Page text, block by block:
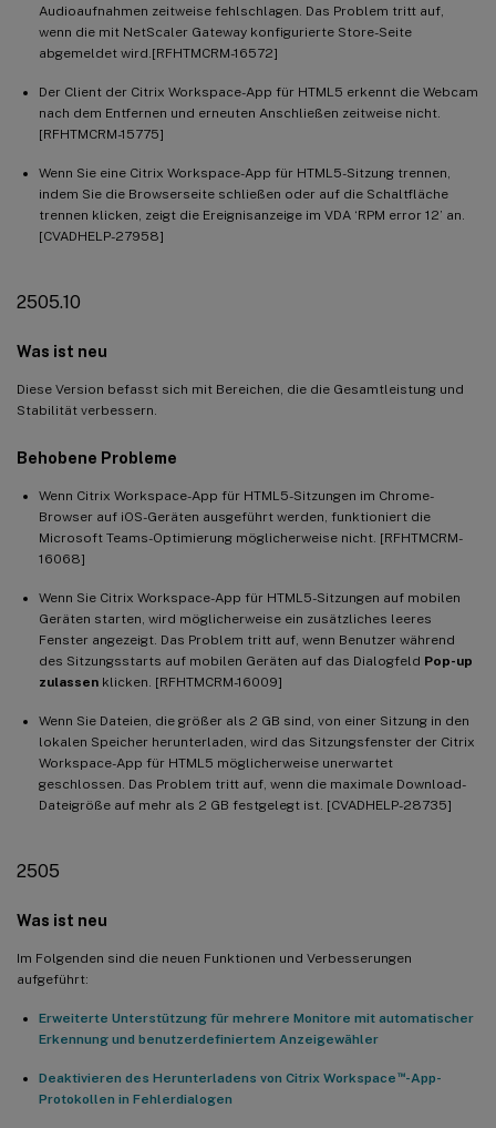
Audioaufnahmen zeitweise fehlschlagen. Das Problem tritt auf,
wenn die mit NetScaler Gateway konfigurierte Store-Seite
abgemeldet wird.[RFHTMCRM-16572]
Der Client der Citrix Workspace-App für HTML5 erkennt die Webcam
nach dem Entfernen und erneuten Anschließen zeitweise nicht.
[RFHTMCRM-15775]
Wenn Sie eine Citrix Workspace-App für HTML5-Sitzung trennen,
indem Sie die Browserseite schließen oder auf die Schaltfläche
trennen klicken, zeigt die Ereignisanzeige im VDA ‘RPM error 12’ an.
[CVADHELP-27958]
2505.10
Was ist neu
Diese Version befasst sich mit Bereichen, die die Gesamtleistung und
Stabilität verbessern.
Behobene Probleme
Wenn Citrix Workspace-App für HTML5-Sitzungen im Chrome-
Browser auf iOS-Geräten ausgeführt werden, funktioniert die
Microsoft Teams-Optimierung möglicherweise nicht. [RFHTMCRM-
16068]
Wenn Sie Citrix Workspace-App für HTML5-Sitzungen auf mobilen
Geräten starten, wird möglicherweise ein zusätzliches leeres
Fenster angezeigt. Das Problem tritt auf, wenn Benutzer während
des Sitzungsstarts auf mobilen Geräten auf das Dialogfeld Pop-up
zulassen klicken. [RFHTMCRM-16009]
Wenn Sie Dateien, die größer als 2 GB sind, von einer Sitzung in den
lokalen Speicher herunterladen, wird das Sitzungsfenster der Citrix
Workspace-App für HTML5 möglicherweise unerwartet
geschlossen. Das Problem tritt auf, wenn die maximale Download-
Dateigröße auf mehr als 2 GB festgelegt ist. [CVADHELP-28735]
2505
Was ist neu
Im Folgenden sind die neuen Funktionen und Verbesserungen
aufgeführt:
Erweiterte Unterstützung für mehrere Monitore mit automatischer
Erkennung und benutzerdefiniertem Anzeigewähler
Deaktivieren des Herunterladens von Citrix Workspace ™-App-
Protokollen in Fehlerdialogen